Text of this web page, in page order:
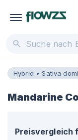
Hybrid • Sativa
Mandarine
Preisvergleich